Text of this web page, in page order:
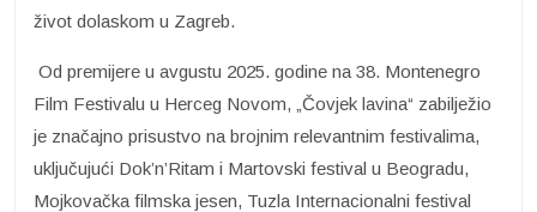
život dolaskom u Zagreb.
Od premijere u avgustu 2025. godine na 38. Montenegro
Film Festivalu u Herceg Novom, „Čovjek lavina“ zabilježio
je značajno prisustvo na brojnim relevantnim festivalima,
uključujući Dok’n’Ritam i Martovski festival u Beogradu,
Mojkovačka filmska jesen, Tuzla Internacionalni festival